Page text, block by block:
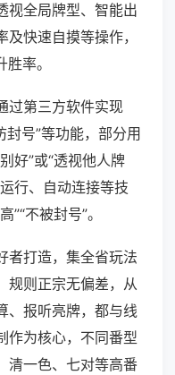
视全局牌型、智能出
快速自摸等操作，
率。
过第三方软件实现
封号”等功能，部分用
好”或“透视他人牌
行、自动连接等技
不被封号”。
者打造，集全省玩法
规则正宗无偏差，从
、报听亮牌，都与线
作为核心，不同番型
清一色、七对等高番